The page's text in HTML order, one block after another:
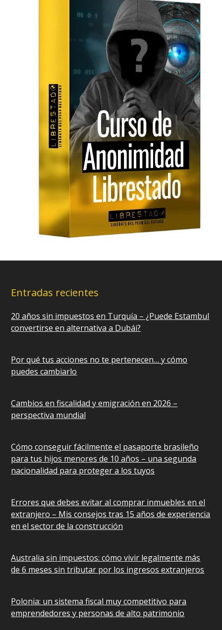
Entradas recientes
20 años sin impuestos en Turquía – ¿Puede Estambul
convertirse en alternativa a Dubái?
Por qué tus acciones no te pertenecen… y cómo
puedes cambiarlo
Cambios en fiscalidad y emigración en 2026 –
perspectiva mundial
Cómo conseguir fácilmente el pasaporte brasileño
para tus hijos menores de 10 años – una segunda
nacionalidad para proteger a los tuyos
Errores que debes evitar al comprar inmuebles en el
extranjero – Mis consejos tras 15 años de experiencia
en el sector de la construcción
Australia sin impuestos: cómo vivir legalmente más
de 6 meses sin tributar por los ingresos extranjeros
Polonia: un sistema fiscal muy competitivo para
emprendedores y personas de alto patrimonio